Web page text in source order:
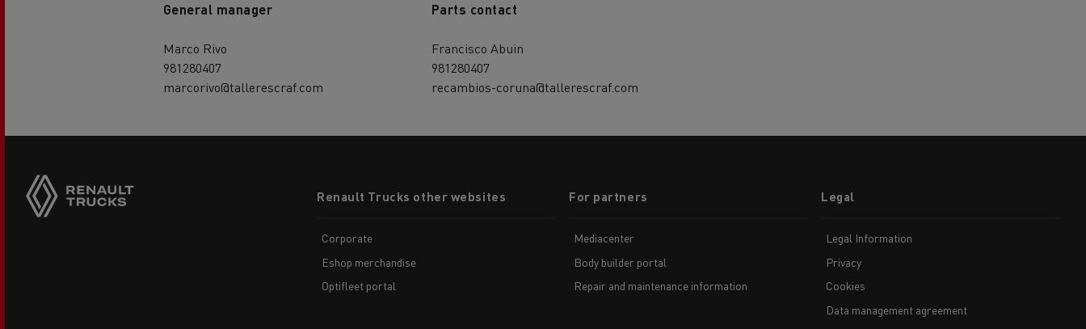
General manager
Marco Rivo
981280407
marcorivo@tallerescraf.com
Parts contact
Francisco Abuin
981280407
recambios-coruna@tallerescraf.com
menuRenault Trucks other websites
Corporate
Eshop merchandise
Optifleet portal
For partners
Mediacenter
Body builder portal
Repair and maintenance information
Legal
Legal Information
Privacy
Cookies
Data management agreement